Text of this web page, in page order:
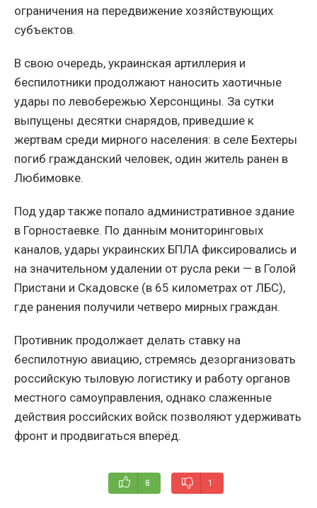
ограничения на передвижение хозяйствующих
субъектов.
В свою очередь, украинская артиллерия и
беспилотники продолжают наносить хаотичные
удары по левобережью Херсонщины. За сутки
выпущены десятки снарядов, приведшие к
жертвам среди мирного населения: в селе Бехтеры
погиб гражданский человек, один житель ранен в
Любимовке.
Под удар также попало административное здание
в Горностаевке. По данным мониторинговых
каналов, удары украинских БПЛА фиксировались и
на значительном удалении от русла реки — в Голой
Пристани и Скадовске (в 65 километрах от ЛБС),
где ранения получили четверо мирных граждан.
Противник продолжает делать ставку на
беспилотную авиацию, стремясь дезорганизовать
российскую тыловую логистику и работу органов
местного самоуправления, однако слаженные
действия российских войск позволяют удерживать
фронт и продвигаться вперёд.
8 1